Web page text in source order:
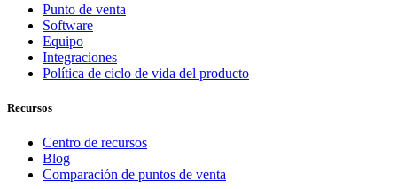
Punto de venta
Software
Equipo
Integraciones
Política de ciclo de vida del producto
Recursos
Centro de recursos
Blog
Comparación de puntos de venta